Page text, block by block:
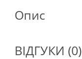
Опис
ВІДГУКИ (0)